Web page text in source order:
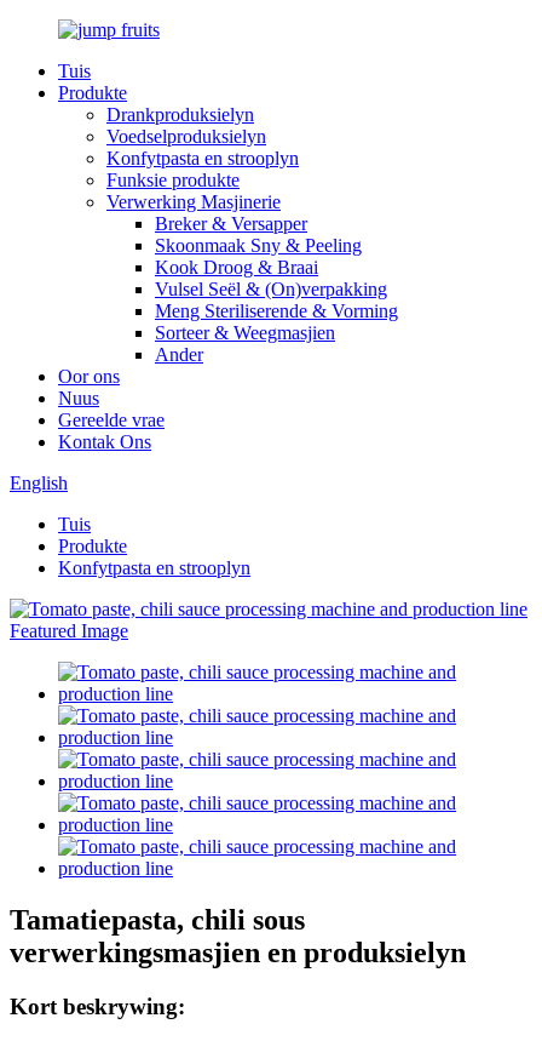
Tuis
Produkte
Drankproduksielyn
Voedselproduksielyn
Konfytpasta en strooplyn
Funksie produkte
Verwerking Masjinerie
Breker & Versapper
Skoonmaak Sny & Peeling
Kook Droog & Braai
Vulsel Seël & (On)verpakking
Meng Steriliserende & Vorming
Sorteer & Weegmasjien
Ander
Oor ons
Nuus
Gereelde vrae
Kontak Ons
English
Tuis
Produkte
Konfytpasta en strooplyn
Tamatiepasta, chili sous
verwerkingsmasjien en produksielyn
Kort beskrywing: